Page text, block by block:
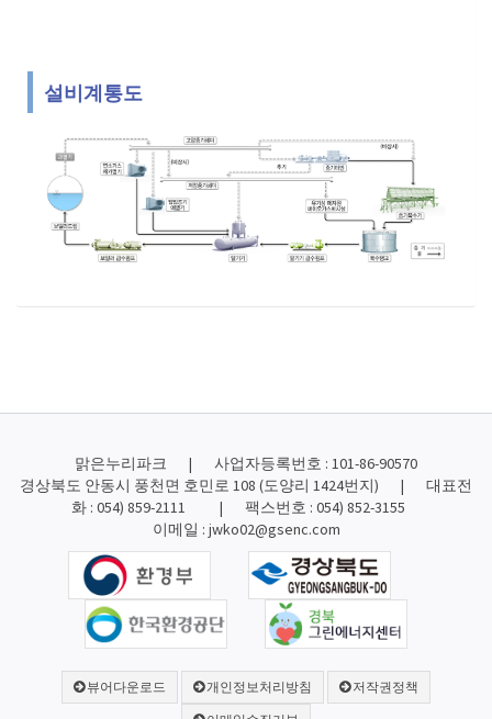
설비계통도
맑은누리파크 | 사업자등록번호 : 101-86-90570
경상북도 안동시 풍천면 호민로 108 (도양리 1424번지) | 대표전
화 : 054) 859-2111 | 팩스번호 : 054) 852-3155
이메일 : jwko02@gsenc.com
뷰어다운로드 개인정보처리방침
저작권정책